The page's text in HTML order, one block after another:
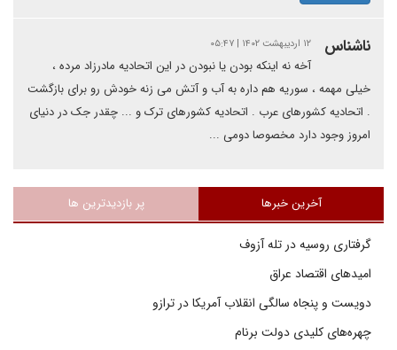
ناشناس ۱۲ اردیبهشت ۱۴۰۲ | ۰۵:۴۷
آخه نه اینکه بودن یا نبودن در این اتحادیه مادرزاد مرده ،
خیلی مهمه ، سوریه هم داره به آب و آتش می زنه خودش رو برای بازگشت
. اتحادیه کشورهای عرب . اتحادیه کشورهای ترک و ... چقدر جک در دنیای
امروز وجود دارد مخصوصا دومی ...
آخرین خبرها پر بازدیدترین ها
گرفتاری روسیه در تله آزوف
امیدهای اقتصاد عراق
دویست و پنجاه سالگی انقلاب آمریکا در ترازو
چهره‌های کلیدی دولت برنام